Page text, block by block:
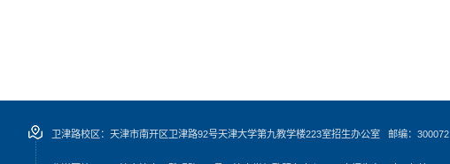
卫津路校区：天津市南开区卫津路92号天津大学第九教学楼223室招生办公室 邮编：300072